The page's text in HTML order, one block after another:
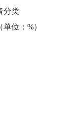
分类
位：%）